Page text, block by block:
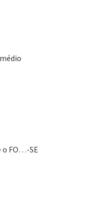
o FO…-SE